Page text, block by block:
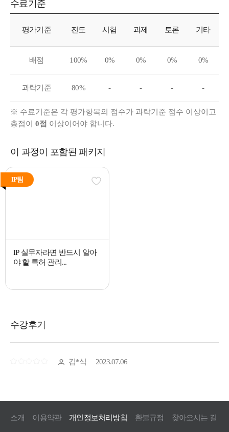
수료기준
수료기준
평가기준
진도 시험 과제 토론 기타
배점 100% 0% 0% 0% 0%
과락기준 80% - - - -
※ 수료기준은 각 평가항목의 점수가 과락기준 점수 이상이고
총점이 0점 이상이어야 합니다.
이 과정이 포함된 패키지
IP팀
IP 실무자라면 반드시 알아
야 할 특허 관리...
소개 이용약관 개인정보처리방침 환불규정 찾아오시는 길